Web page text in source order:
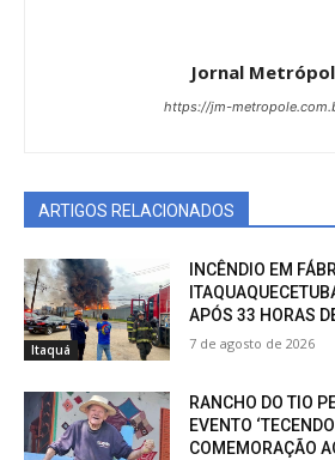
Jornal
https://jm-
ARTIGOS RELACIONADOS
Itaquá
INCÊNDIO EM
APÓS 33 HORAS
7 de agosto de 2026
RANCHO DO TIO
EVENTO
COMEMORAÇÃO